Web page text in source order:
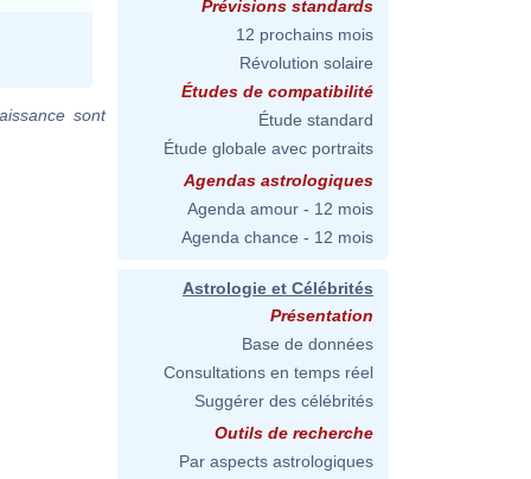
sont
Prévisions standards
12 prochains mois
Révolution solaire
Études de compatibilité
Étude standard
Étude globale avec portraits
Agendas astrologiques
Agenda amour - 12 mois
Agenda chance - 12 mois
Astrologie et Célébrités
Présentation
Base de données
Consultations en temps réel
Suggérer des célébrités
Outils de recherche
Par aspects astrologiques